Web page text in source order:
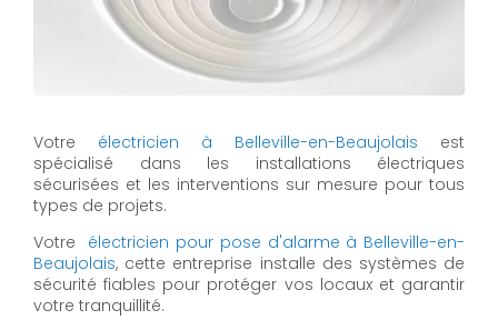
Votre électricien à Belleville-en-Beaujolais est
spécialisé dans les installations électriques
sécurisées et les interventions sur mesure pour tous
types de projets.
Votre électricien pour pose d'alarme à Belleville-en-
Beaujolais, cette entreprise installe des systèmes de
sécurité fiables pour protéger vos locaux et garantir
votre tranquillité.